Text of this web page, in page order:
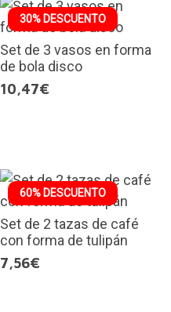
30% DESCUENTO
Set de 3 vasos en forma
de bola disco
10,47€
60% DESCUENTO
Set de 2 tazas de café
con forma de tulipán
7,56€